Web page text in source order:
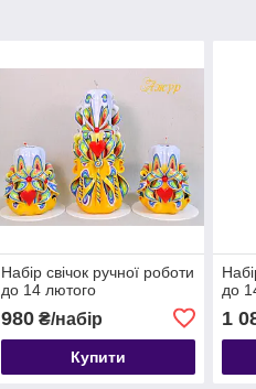
Набір свічок ручної роботи
до 14 лютого
980₴/набір
Купити
до
1